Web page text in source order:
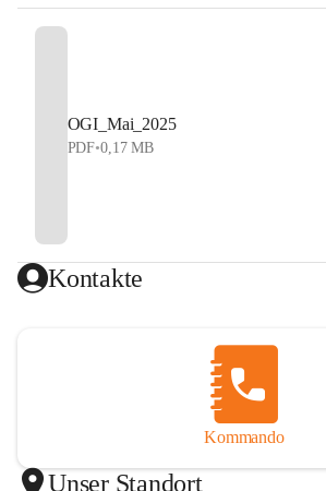
OGI_Mai_2025
PDF•0,17 MB
Kontakte
Kommando
Unser Standort